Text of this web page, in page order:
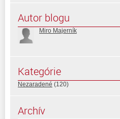
Autor blogu
Miro Majerník
Kategórie
Nezaradené (120)
Archív